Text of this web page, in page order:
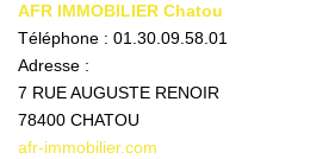
FAIRE GÉRER
NOS AGENCES
AFR IMMOBILIER Chatou
Téléphone : 01.30.09.58.01
Adresse :
7 RUE AUGUSTE RENOIR
78400 CHATOU
afr-immobilier.com